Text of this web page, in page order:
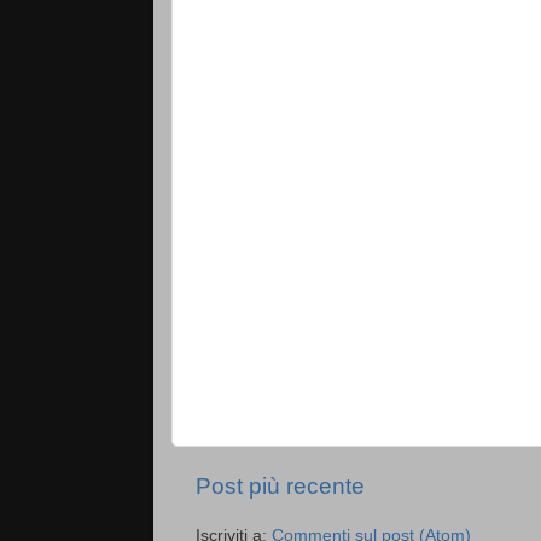
Post più recente
Iscriviti a: Commenti sul post (Atom)